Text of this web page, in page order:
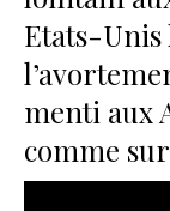
Etats-Unis
menti aux
comme